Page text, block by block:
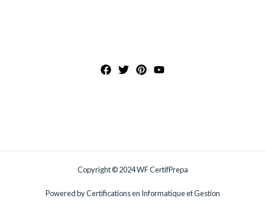
Copyright © 2024 WF CertifPrepa
Powered by Certifications en Informatique et Gestion